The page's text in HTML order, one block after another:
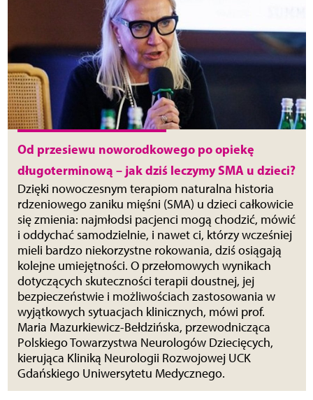
Od przesiewu noworodkowego po opiekę
długoterminową – jak dziś leczymy SMA u dzieci?
Dzięki nowoczesnym terapiom naturalna historia
rdzeniowego zaniku mięśni (SMA) u dzieci całkowicie
się zmienia: najmłodsi pacjenci mogą chodzić, mówić
i oddychać samodzielnie, i nawet ci, którzy wcześniej
mieli bardzo niekorzystne rokowania, dziś osiągają
kolejne umiejętności. O przełomowych wynikach
dotyczących skuteczności terapii doustnej, jej
bezpieczeństwie i możliwościach zastosowania w
wyjątkowych sytuacjach klinicznych, mówi prof.
Maria Mazurkiewicz-Bełdzińska, przewodnicząca
Polskiego Towarzystwa Neurologów Dziecięcych,
kierująca Kliniką Neurologii Rozwojowej UCK
Gdańskiego Uniwersytetu Medycznego.